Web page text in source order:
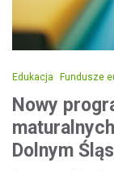
Edukacja Fundusze
Nowy
Dolnym